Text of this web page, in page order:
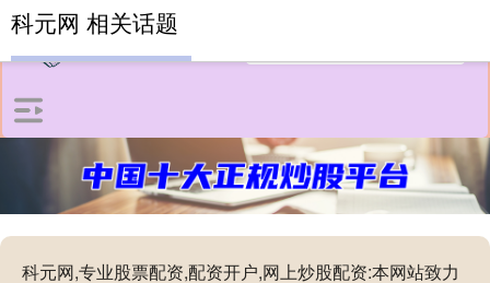
科元网,专业股票配资,配资开户,网上炒股配资:本网站致力
科元网 相关话题